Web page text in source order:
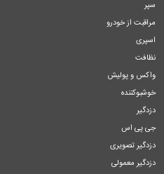
سپر
مراقبت از خودرو
اسپری
نظافت
واکس و پولیش
خوشبوکننده
دزدگیر
جی پی اس
دزدگیر تصویری
دزدگیر معمولی